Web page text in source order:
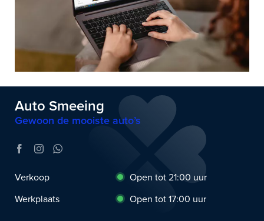
Auto Smeeing
Gewoon de mooiste auto’s
Verkoop
Open tot 21:00 uur
Werkplaats
Open tot 17:00 uur